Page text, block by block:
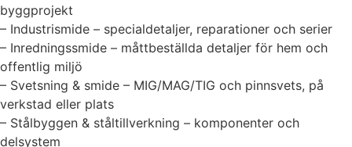
byggprojekt
– Industrismide – specialdetaljer, reparationer och serier
– Inredningssmide – måttbeställda detaljer för hem och
offentlig miljö
– Svetsning & smide – MIG/MAG/TIG och pinnsvets, på
verkstad eller plats
– Stålbyggen & ståltillverkning – komponenter och
delsystem